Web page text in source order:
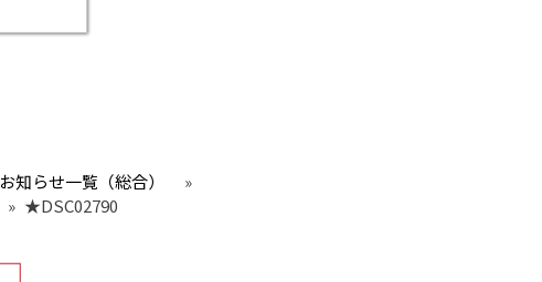
お知らせ一覧（総合）
»
» ★DSC02790